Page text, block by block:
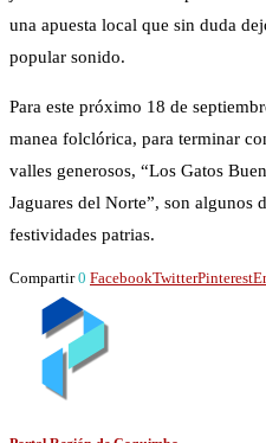
una apuesta local que sin duda
popular sonido.
Para este próximo 18 de
manea folclórica, para terminar
valles generosos, “Los Gatos
Jaguares del Norte”, son algunos
festividades patrias.
Compartir 0 FacebookTwitterPinterest